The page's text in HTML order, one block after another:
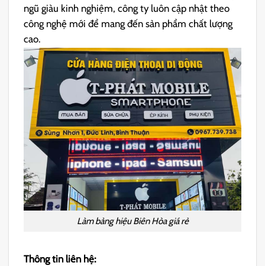
ngũ giàu kinh nghiệm, công ty luôn cập nhật theo
công nghệ mới để mang đến sản phẩm chất lượng
cao.
Làm bảng hiệu Biên Hòa giá rẻ
Thông tin liên hệ: